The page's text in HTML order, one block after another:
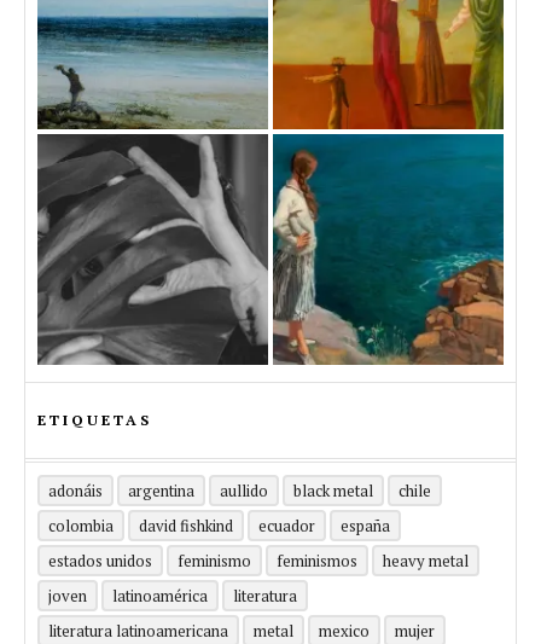
ETIQUETAS
adonáis argentina aullido black metal
chile
colombia
david fishkind ecuador
españa
estados unidos
feminismo feminismos
heavy metal
joven
latinoamérica
literatura
literatura latinoamericana
metal mexico
mujer